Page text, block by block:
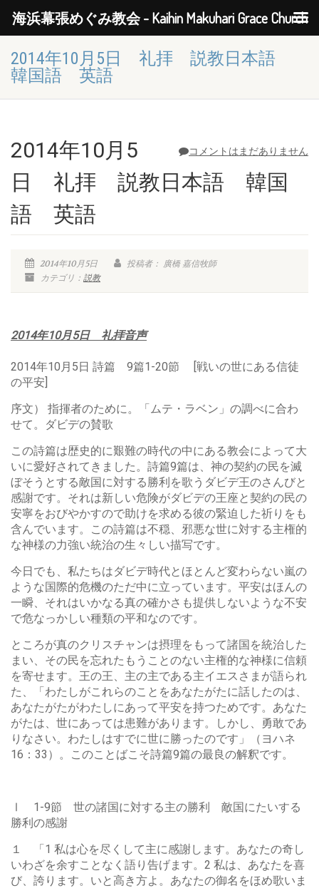
2014年10月5日 礼拝 説教日本語
韓国語 英語
コメントはまだありません
2014年10月5
日 礼拝 説教日本語 韓国
語 英語
2014年10月5日
投稿者： 廣橋 嘉信牧師
カテゴリ： 説教
2014年10月5日 礼拝音声
2014年10月5日 詩篇 9篇1-20節 [戦いの世にある信徒
の平安]
序文） 指揮者のために。「ムテ・ラベン」の調べに合わ
せて。ダビデの賛歌
この詩篇は歴史的に艱難の時代の中にある教会によって大
いに愛好されてきました。詩篇9篇は、神の契約の民を滅
ぼそうとする敵国に対する勝利を歌うダビデ王のさんびと
感謝です。それは新しい危険がダビデの王座と契約の民の
安寧をおびやかすので助けを求める彼の緊迫した祈りをも
含んでいます。この詩篇は不穏、邪悪な世に対する主権的
な神様の力強い統治の生々しい描写です。
今日でも、私たちはダビデ時代とほとんど変わらない嵐の
ような国際的危機のただ中に立っています。平安はほんの
一瞬、それはいかなる真の確かさも提供しないような不安
で危なっかしい種類の平和なのです。
ところが真のクリスチャンは摂理をもって諸国を統治した
まい、その民を忘れたもうことのない主権的な神様に信頼
を寄せます。王の王、主の主である主イエスさまが語られ
た、「わたしがこれらのことをあなたがたに話したのは、
あなたがたがわたしにあって平安を持つためです。あなた
がたは、世にあっては患難があります。しかし、勇敢であ
りなさい。わたしはすでに世に勝ったのです」（ヨハネ
16：33）。このことばこそ詩篇9篇の最良の解釈です。
Ⅰ 1-9節 世の諸国に対する主の勝利 敵国にたいする
勝利の感謝
１ 「1 私は心を尽くして主に感謝します。あなたの奇し
いわざを余すことなく語り告げます。2 私は、あなたを喜
び、誇ります。いと高き方よ。あなたの御名をほめ歌いま
海浜幕張めぐみ教会 - Kaihin Makuhari Grace Church